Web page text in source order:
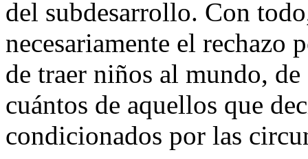
del subdesarrollo. Con
necesariamente el
de traer niños al mundo,
cuántos de aquellos que
condicionados por las